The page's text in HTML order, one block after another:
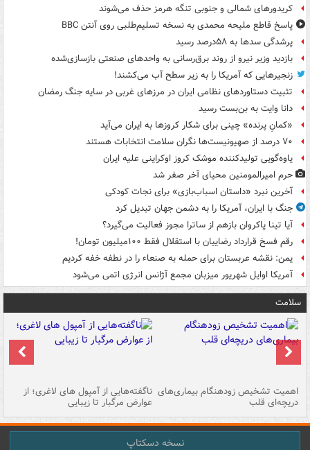
کریدورهای شمالی و جنوبی تنگه هرمز حذف می‌شوند
پاسخ قاطع ملیحه محمدی به نسخه تسلیم‌طلبی روی آنتن BBC
پرشدگی سدها به ۵۸درصد رسید
بازدید وزیر نیرو از روند برق‌رسانی به واحدهای صنعتی بازسازی‌شده
زنجیرهایی که آمریکا را به زیر سطح آب می‌کشند!
تثبیت دستاوردهای نظامی ایران در مرزهای غربی در سایه جنگ رمضان
دانا وایت به بن‌بست رسید
«کمانِ پرنده» چینی برای شکار کروزها به ایران می‌آید
۷۰ درصد از صهیونیست‌ها نگران سلامت انتخابات هستند
یاوه‌گویی تولیدکننده موشک کروز اوکراینی علیه ایران
حرم امیرالمومنین محیای آخر صفر شد
آخرین نبرد «داستان اسباب‌بازی» برای نجات کودکی
جنگ با ایران، آمریکا را به دشمن جهان تبدیل کرد
آیا تینا پاکروان بازهم از ساترا مجوز فعالیت می‌گیرد؟
رقم فسخ قرارداد رضاییان با استقلال فقط ۱۰۰میلیون تومان!
یمن: نقشه عربستان برای حمله به صنعاء را در نطفه خفه کردیم
آمریکا اوایل شهریور میزبان مجمع آژانس انرژی اتمی می‌شود
سلامت
اهمیت تشخیص زودهنگام بیماری‌های
دریچه‌ای قلب
ناگفته‌هایی از آمپول های لاغری؛ از
عوارض مرگبار تا زیبایی
نسخه دسکتاپ